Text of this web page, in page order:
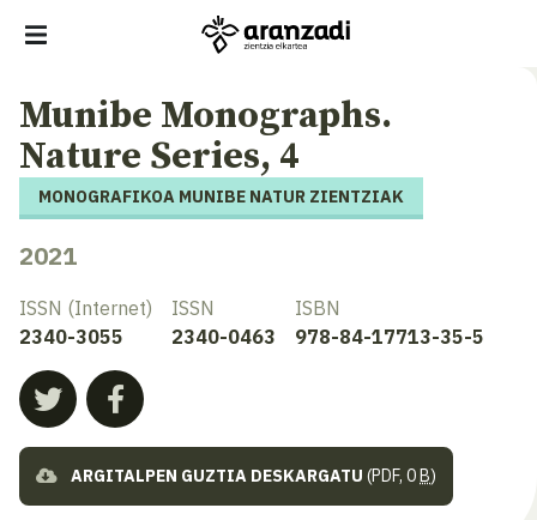
Munibe Monographs.
Nature Series, 4
MONOGRAFIKOA MUNIBE NATUR ZIENTZIAK
2021
ISSN (Internet)
2340-3055
ISSN
2340-0463
ISBN
978-84-17713-35-5
ARGITALPEN GUZTIA DESKARGATU (PDF, 0 B)